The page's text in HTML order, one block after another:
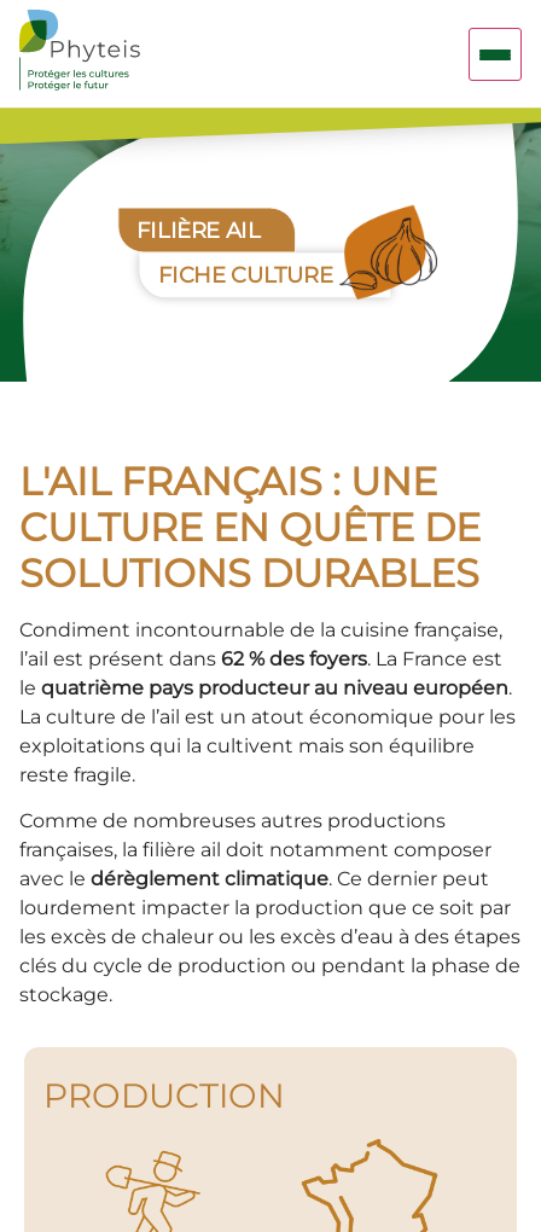
FILIÈRE AIL
FICHE CULTURE
L'AIL FRANÇAIS : UNE
CULTURE EN QUÊTE DE
SOLUTIONS DURABLES
Condiment incontournable de la cuisine française,
l’ail est présent dans 62 % des foyers. La France est
le quatrième pays producteur au niveau européen.
La culture de l’ail est un atout économique pour les
exploitations qui la cultivent mais son équilibre
reste fragile.
Comme de nombreuses autres productions
françaises, la filière ail doit notamment composer
avec le dérèglement climatique. Ce dernier peut
lourdement impacter la production que ce soit par
les excès de chaleur ou les excès d’eau à des étapes
clés du cycle de production ou pendant la phase de
stockage.
PRODUCTION